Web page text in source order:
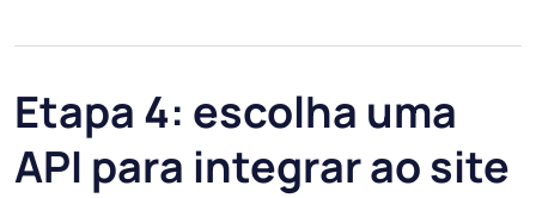
Etapa 4: escolha uma
API para integrar ao site